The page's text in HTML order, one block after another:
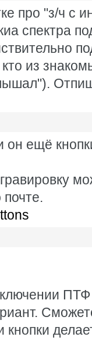
про "з/ч с
спектра
из
он ещё
почте.
ПТФ
кнопки